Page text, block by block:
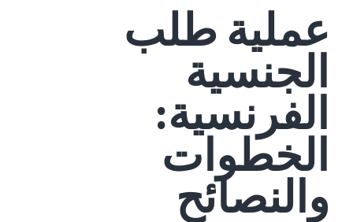
عملية طلب
الجنسية
الفرنسية:
الخطوات
والنصائح